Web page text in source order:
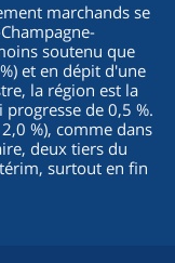
marchands se
soutenu que
et en dépit d'une
la région est la
de 0,5 %.
%), comme dans
deux tiers du
surtout en fin